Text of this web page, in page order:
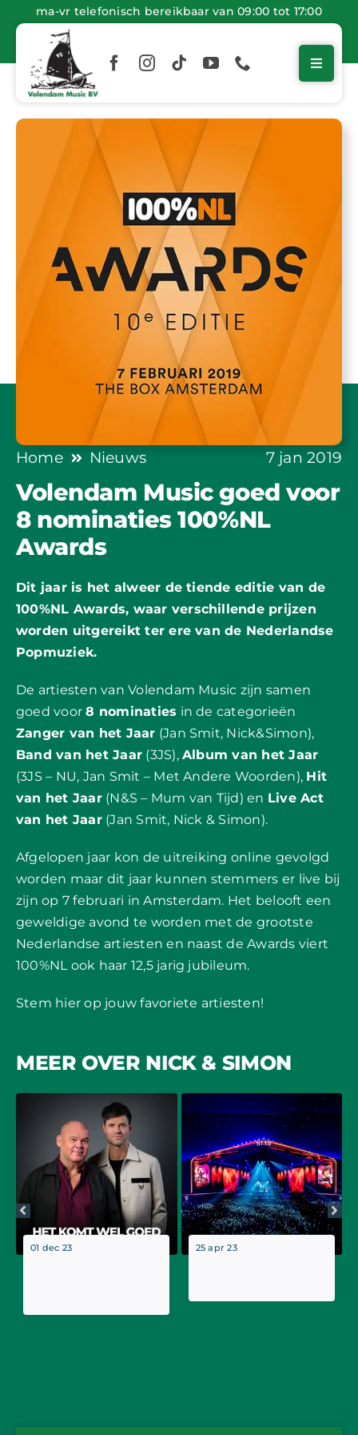
naar
ma-vr telefonisch bereikbaar van 09:00 tot 17:00
Home Nieuws 7 jan 2019
Volendam Music goed voor
8 nominaties 100%NL
Awards
Dit jaar is het alweer de tiende editie van de
100%NL Awards, waar verschillende prijzen
worden uitgereikt ter ere van de Nederlandse
Popmuziek.
De artiesten van Volendam Music zijn samen
goed voor8 nominaties in de categorieën
Zanger van het Jaar (Jan Smit, Nick&Simon),
Band van het Jaar (3JS),Album van het Jaar
(3JS – NU, Jan Smit – Met Andere Woorden), Hit
van het Jaar(N&S – Mum van Tijd) en Live Act
van het Jaar(Jan Smit, Nick & Simon).
Afgelopen jaar kon de uitreiking online gevolgd
worden maar dit jaar kunnen stemmers er live bij
zijn op 7 februari in Amsterdam. Het belooft een
geweldige avond te worden met de grootste
Nederlandse artiesten en naast de Awards viert
100%NL ook haar 12,5 jarig jubileum.
Stem hier op jouw favoriete artiesten!
MEER OVER NICK & SIMON
01 dec 23 25 apr 23